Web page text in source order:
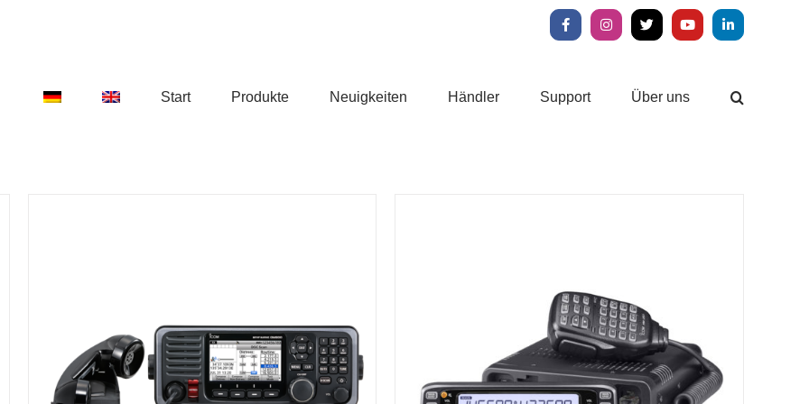
FacebookInstagram
X YouTubeLinkedIn
Start Produkte Neuigkeiten Händler Support Über uns
DETAILS